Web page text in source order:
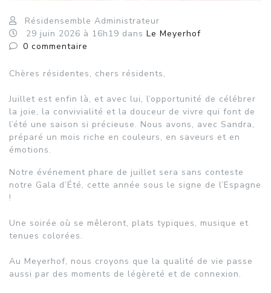
Résidensemble Administrateur
29 juin 2026 à 16h19 dans Le Meyerhof
0 commentaire
Chères résidentes, chers résidents,
Juillet est enfin là, et avec lui, l’opportunité de célébrer
la joie, la convivialité et la douceur de vivre qui font de
l’été une saison si précieuse. Nous avons, avec Sandra,
préparé un mois riche en couleurs, en saveurs et en
émotions.
Notre événement phare de juillet sera sans conteste
notre Gala d’Été, cette année sous le signe de l’Espagne
!
Une soirée où se mêleront, plats typiques, musique et
tenues colorées.
Au Meyerhof, nous croyons que la qualité de vie passe
aussi par des moments de légèreté et de connexion.